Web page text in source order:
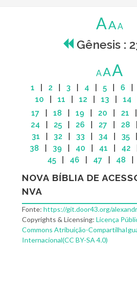
AAA
Gênesis :
AAA
1 2 3 4 5| 6
10
11 12 13 14
17
18 19 20 21
24
25 26 27 28
31
32 33 34 35
38
39 40 41 42
45| 46 47 48
NOVA BÍBLIA DE
NVA
Fonte: https://git.door43.org/
Copyrights & Licensing: Licença
Commons Atribuição-
Internacional(CC BY-SA 4.0)